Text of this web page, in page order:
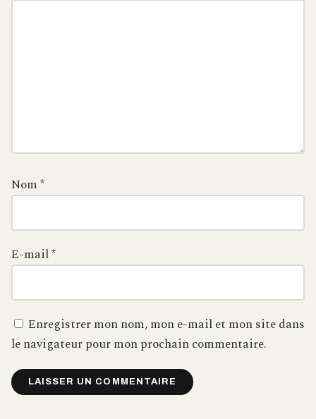
Nom*
E-mail*
Enregistrer mon nom, mon e-mail et mon site dans
le navigateur pour mon prochain commentaire.